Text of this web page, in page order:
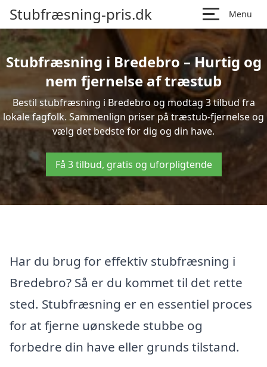
Stubfræsning-pris.dk Menu
Stubfræsning i Bredebro – Hurtig og
nem fjernelse af træstub
Bestil stubfræsning i Bredebro og modtag 3 tilbud fra
lokale fagfolk. Sammenlign priser på træstub-fjernelse og
vælg det bedste for dig og din have.
Få 3 tilbud, gratis og uforpligtende
Har du brug for effektiv stubfræsning i
Bredebro? Så er du kommet til det rette
sted. Stubfræsning er en essentiel proces
for at fjerne uønskede stubbe og
forbedre din have eller grunds tilstand.